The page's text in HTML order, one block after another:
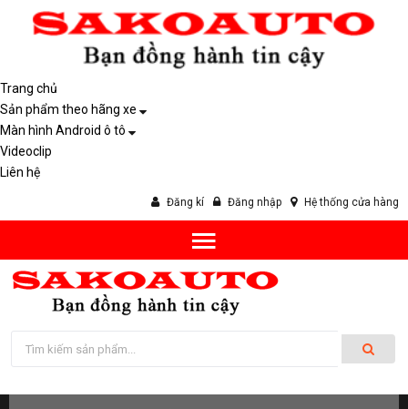
Trang chủ
Sản phẩm theo hãng xe
Màn hình Android ô tô
Videoclip
Liên hệ
Đăng kí Đăng nhập Hệ thống cửa hàng